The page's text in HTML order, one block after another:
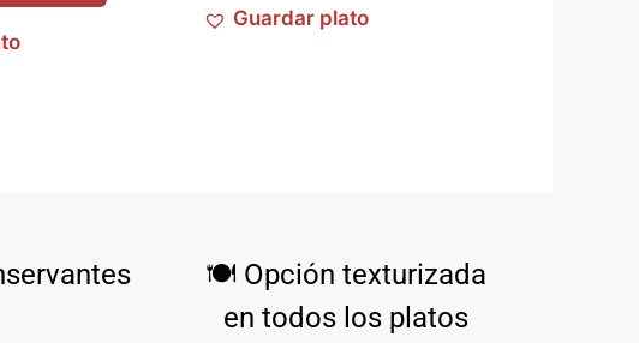
Guardar plato
🍽️ Opción texturizada
en todos los platos